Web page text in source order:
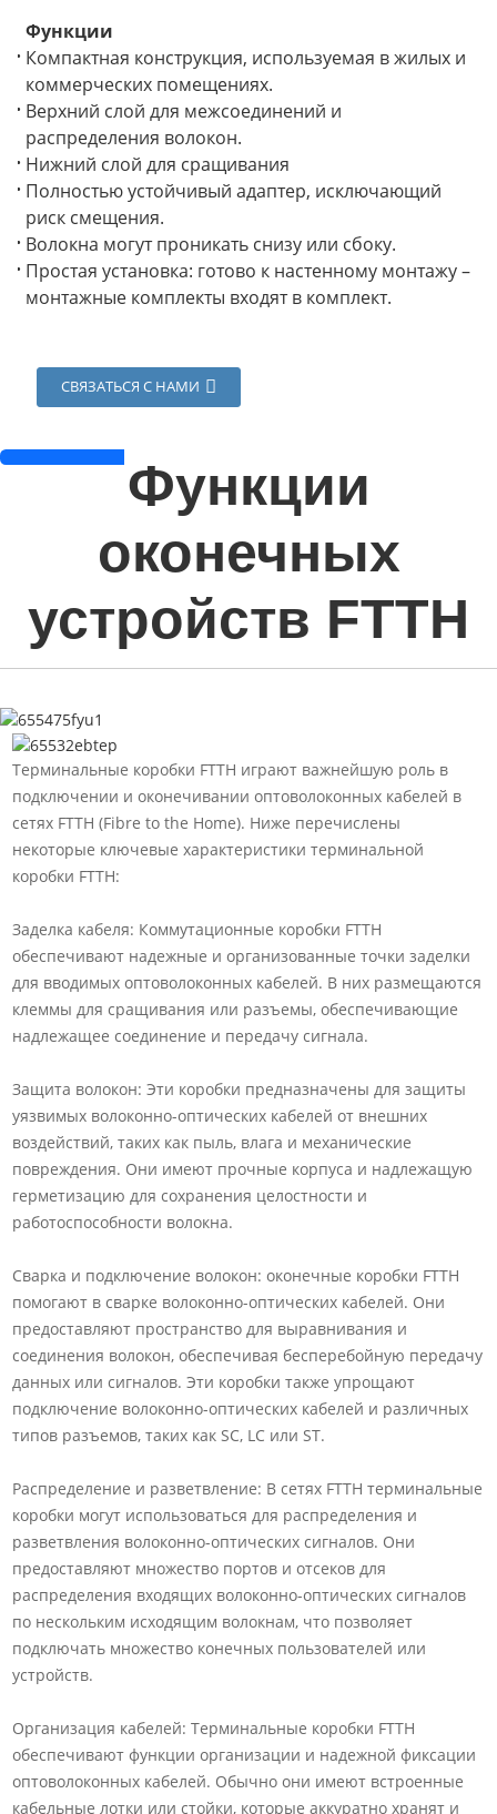
Функции
Компактная конструкция, используемая в жилых и
коммерческих помещениях.
Верхний слой для межсоединений и
распределения волокон.
Нижний слой для сращивания
Полностью устойчивый адаптер, исключающий
риск смещения.
Волокна могут проникать снизу или сбоку.
Простая установка: готово к настенному монтажу –
монтажные комплекты входят в комплект.
СВЯЗАТЬСЯ С НАМИ
Функции
оконечных
устройств FTTH
Терминальные коробки FTTH играют важнейшую роль в
подключении и оконечивании оптоволоконных кабелей в
сетях FTTH (Fibre to the Home). Ниже перечислены
некоторые ключевые характеристики терминальной
коробки FTTH:
Заделка кабеля: Коммутационные коробки FTTH
обеспечивают надежные и организованные точки заделки
для вводимых оптоволоконных кабелей. В них размещаются
клеммы для сращивания или разъемы, обеспечивающие
надлежащее соединение и передачу сигнала.
Защита волокон: Эти коробки предназначены для защиты
уязвимых волоконно-оптических кабелей от внешних
воздействий, таких как пыль, влага и механические
повреждения. Они имеют прочные корпуса и надлежащую
герметизацию для сохранения целостности и
работоспособности волокна.
Сварка и подключение волокон: оконечные коробки FTTH
помогают в сварке волоконно-оптических кабелей. Они
предоставляют пространство для выравнивания и
соединения волокон, обеспечивая бесперебойную передачу
данных или сигналов. Эти коробки также упрощают
подключение волоконно-оптических кабелей и различных
типов разъемов, таких как SC, LC или ST.
Распределение и разветвление: В сетях FTTH терминальные
коробки могут использоваться для распределения и
разветвления волоконно-оптических сигналов. Они
предоставляют множество портов и отсеков для
распределения входящих волоконно-оптических сигналов
по нескольким исходящим волокнам, что позволяет
подключать множество конечных пользователей или
устройств.
Организация кабелей: Терминальные коробки FTTH
обеспечивают функции организации и надежной фиксации
оптоволоконных кабелей. Обычно они имеют встроенные
кабельные лотки или стойки, которые аккуратно хранят и